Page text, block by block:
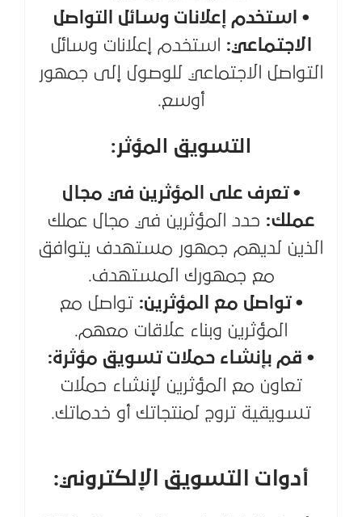
• استخدم إعلانات وسائل التواصل
الاجتماعي: استخدم إعلانات وسائل
التواصل الاجتماعي للوصول إلى جمهور
أوسع.
التسويق المؤثر:
• تعرف على المؤثرين في مجال
عملك: حدد المؤثرين في مجال عملك
الذين لديهم جمهور مستهدف يتوافق
مع جمهورك المستهدف.
• تواصل مع المؤثرين: تواصل مع
المؤثرين وبناء علاقات معهم.
• قم بإنشاء حملات تسويق مؤثرة:
تعاون مع المؤثرين لإنشاء حملات
تسويقية تروج لمنتجاتك أو خدماتك.
أدوات التسويق الإلكتروني: